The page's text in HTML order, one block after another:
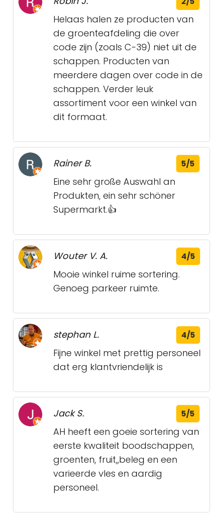
Helaas halen ze producten van
de groenteafdeling die over
code zijn (zoals C-39) niet uit de
schappen. Producten van
meerdere dagen over code in de
schappen. Verder leuk
assortiment voor een winkel van
dit formaat.
Rainer B. 5/5
Eine sehr große Auswahl an
Produkten, ein sehr schöner
Supermarkt.👍
Wouter V. A. 4/5
Mooie winkel ruime sortering.
Genoeg parkeer ruimte.
stephan L. 4/5
Fijne winkel met prettig personeel
dat erg klantvriendelijk is
Jack S. 5/5
AH heeft een goeie sortering van
eerste kwaliteit boodschappen,
groenten, fruit,,beleg en een
varieerde vles en aardig
personeel.